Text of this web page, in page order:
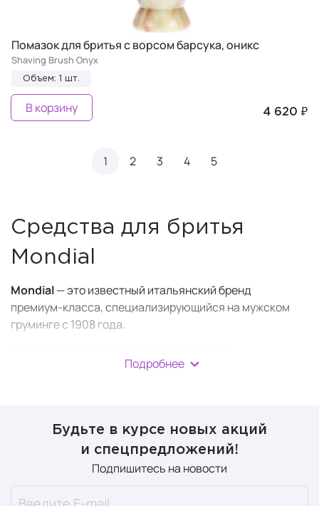
Помазок для бритья с ворсом барсука, оникс
Shaving Brush Onyx
Объем: 1 шт.
4 620 ₽
В корзину
1 2 3 4 5
Средства для бритья
Mondial
Mondial— это известный итальянский бренд
премиум‑класса, специализирующийся на мужском
груминге с 1908 года.
ремесленников" Флоренции, сохраняющих традиции
традиционного бритья и мужской косметики.
Компания создаёт высококачественные средства для
бритья и ухода за собой:
изысканныекремы, пену, масло и мыло до и для
Подробнее
Будьте в курсе новых акций
и спецпредложений!
Подпишитесь на новости